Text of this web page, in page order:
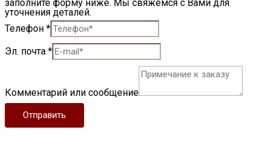
заполните форму ниже. Мы свяжемся с Вами для
уточнения деталей.
Телефон *
Эл. почта *
Комментарий или сообщение
Отправить